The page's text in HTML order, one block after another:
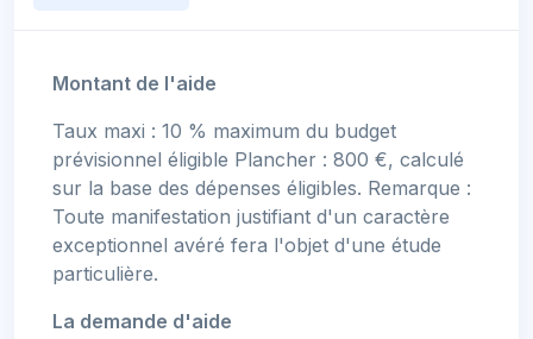
Montant de l'aide
Taux maxi : 10 % maximum du budget
prévisionnel éligible Plancher : 800 €, calculé
sur la base des dépenses éligibles. Remarque :
Toute manifestation justifiant d'un caractère
exceptionnel avéré fera l'objet d'une étude
particulière.
La demande d'aide